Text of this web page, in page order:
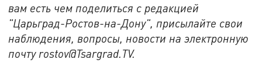
вам есть чем поделиться с редакцией
"Царьград-Ростов-на-Дону", присылайте свои
наблюдения, вопросы, новости на электронную
почту rostov@Tsargrad.ТV.